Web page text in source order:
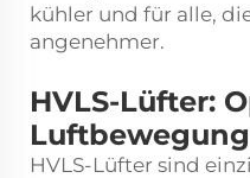
kühler und für alle,
angenehmer.
HVLS-Lüfter:
HVLS-Lüfter sind